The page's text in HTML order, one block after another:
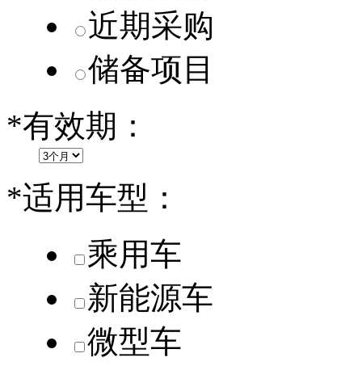
近期采购
储备项目
*有效期：
*适用车型：
乘用车
新能源车
微型车